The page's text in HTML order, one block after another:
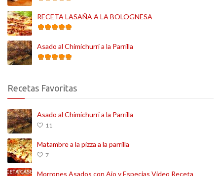
RECETA LASAÑA A LA BOLOGNESA
Asado al Chimichurri a la Parrilla
Recetas Favoritas
Asado al Chimichurri a la Parrilla
11
Matambre a la pizza a la parrilla
7
Morrones Asados con Ajo y Especias Video Receta